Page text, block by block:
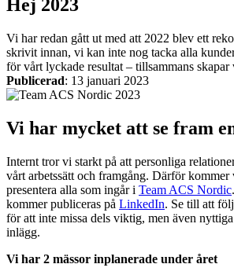
Sirener Kombinerade enheter
Blixtljus
SirenerKombinerade enheter Larmsystem
Ex-klassade
BlixtljusSirener
Kombinerade enheter
Detektorer
Larmklockor
Hej 2023
Vi har redan gått ut med att 2022 blev ett
skrivit innan, vi kan inte nog tacka alla
för vårt lyckade resultat – tillsammans skapar
Publicerad: 13 januari 2023
Vi har mycket att se fram
Internt tror vi starkt på att personliga
vårt arbetssätt och framgång. Därför kommer
presentera alla som ingår i Team ACS Nordic
kommer publiceras på LinkedIn. Se till att
för att inte missa dels viktig, men även
inlägg.
Vi har 2 mässor inplanerade under året